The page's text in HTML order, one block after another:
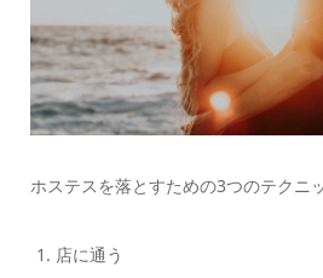
ホステスを落とすための3つのテクニ
店に通う